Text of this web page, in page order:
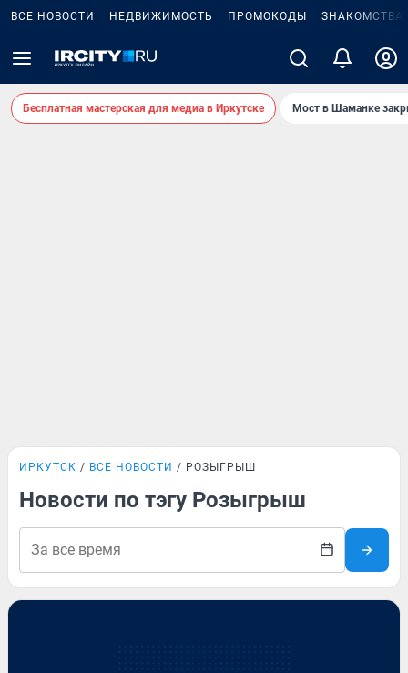
ВСЕ НОВОСТИ НЕДВИЖИМОСТЬ ПРОМОКОДЫ ЗНАКОМСТВА
Бесплатная мастерская для медиа в Иркутске Мост в Шаманке
ИРКУТСК ВСЕ НОВОСТИ РОЗЫГРЫШ
Новости по тэгу Розыгрыш